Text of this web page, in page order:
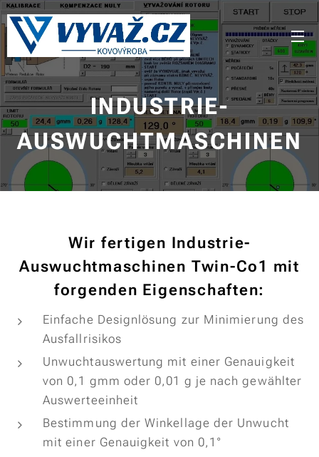
INDUSTRIE-
AUSWUCHTMASCHINEN
Wir fertigen Industrie-
Auswuchtmaschinen Twin-Co1 mit
forgenden Eigenschaften:
Einfache Designlösung zur Minimierung des
Ausfallrisikos
Unwuchtauswertung mit einer Genauigkeit
von 0,1 gmm oder 0,01 g je nach gewählter
Auswerteeinheit
Bestimmung der Winkellage der Unwucht
mit einer Genauigkeit von 0,1°